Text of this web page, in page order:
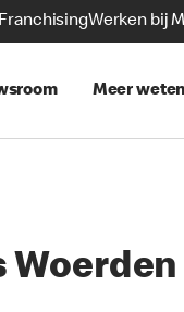
Werken bij
Meer weten
Woerden